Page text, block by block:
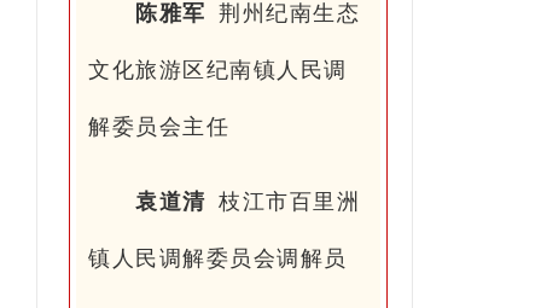
陈雅军 荆州纪南生态
文化旅游区纪南镇人民调
解委员会主任
袁道清 枝江市百里洲
镇人民调解委员会调解员